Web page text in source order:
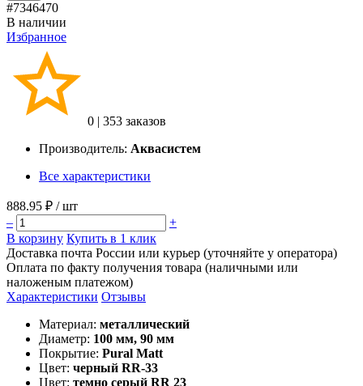
#7346470
В наличии
Избранное
0 | 353 заказов
Производитель: Аквасистем
Все характеристики
888.95 ₽ / шт
–
+
В корзину Купить в 1 клик
Доставка почта России или курьер (уточняйте у оператора)
Оплата по факту получения товара (наличными или
наложеным платежом)
Характеристики Отзывы
Материал: металлический
Диаметр: 100 мм, 90 мм
Покрытие: Pural Matt
Цвет: черный RR-33
Цвет: темно серый RR 23